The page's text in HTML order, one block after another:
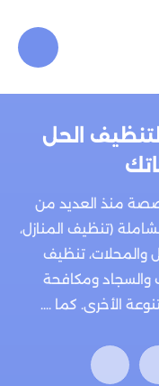
الحل
منذ العديد من
(تنظيف المنازل،
والمحلات، تنظيف
والسجاد ومكافحة
الأخرى. كما ....